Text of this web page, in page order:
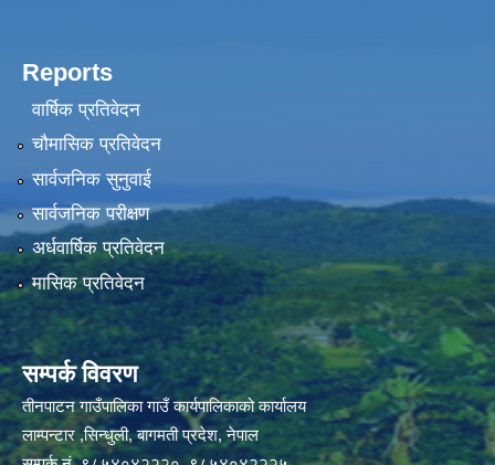
Reports
वार्षिक प्रतिवेदन
चौमासिक प्रतिवेदन
सार्वजनिक सुनुवाई
सार्वजनिक परीक्षण
अर्धवार्षिक प्रतिवेदन
मासिक प्रतिवेदन
सम्पर्क विवरण
तीनपाटन गाउँपालिका गाउँ कार्यपालिकाको कार्यालय
लाम्पन्टार ,सिन्धुली, बागमती प्रदेश, नेपाल